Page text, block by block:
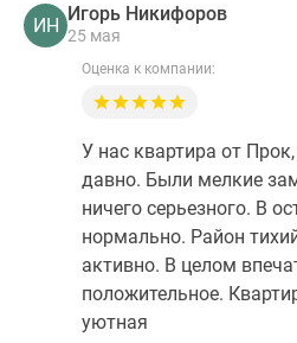
ИН
Игорь Никифоров
25 мая
Оценка к компании:
У нас квартира от
давно. Были мелкие
ничего серьезного. В
нормально. Район
активно. В целом
положительное.
уютная